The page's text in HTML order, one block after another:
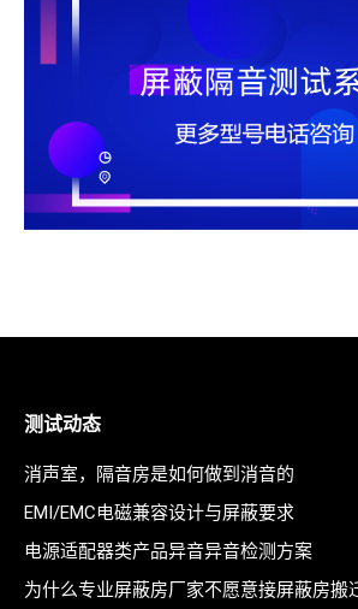
测试动态
消声室，隔音房是如何做到消音的
EMI/EMC电磁兼容设计与屏蔽要求
电源适配器类产品异音异音检测方案
为什么专业屏蔽房厂家不愿意接屏蔽房搬